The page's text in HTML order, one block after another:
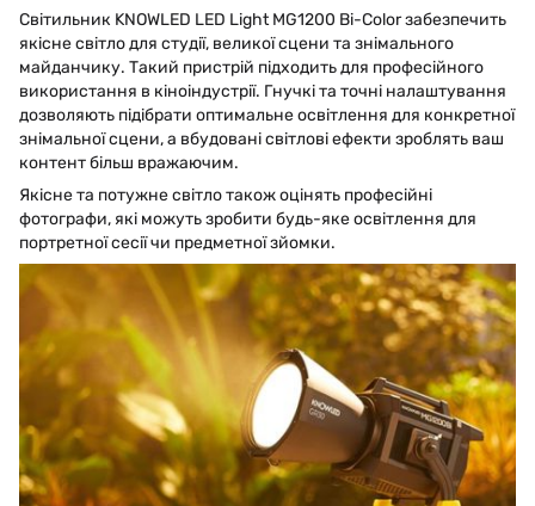
Світильник KNOWLED LED Light MG1200 Bi-Color забезпечить
якісне світло для студії, великої сцени та знімального
майданчику. Такий пристрій підходить для професійного
використання в кіноіндустрії. Гнучкі та точні налаштування
дозволяють підібрати оптимальне освітлення для конкретної
знімальної сцени, а вбудовані світлові ефекти зроблять ваш
контент більш вражаючим.
Якісне та потужне світло також оцінять професійні
фотографи, які можуть зробити будь-яке освітлення для
портретної сесії чи предметної зйомки.